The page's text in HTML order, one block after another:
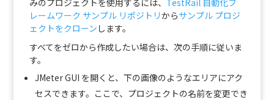
レームワーク サンプル リポジトリからサンプル プロジ
ェクトをクローン します。
すべてをゼロから作成したい場合は、次の手順に従いま
す。
JMeter GUI を開くと、下の画像のようなエリアにアク
セスできます。ここで、プロジェクトの名前を変更でき